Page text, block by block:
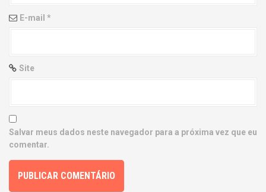
n E-mail *
Site
Salvar meus dados neste navegador para a próxima vez que eu
comentar.